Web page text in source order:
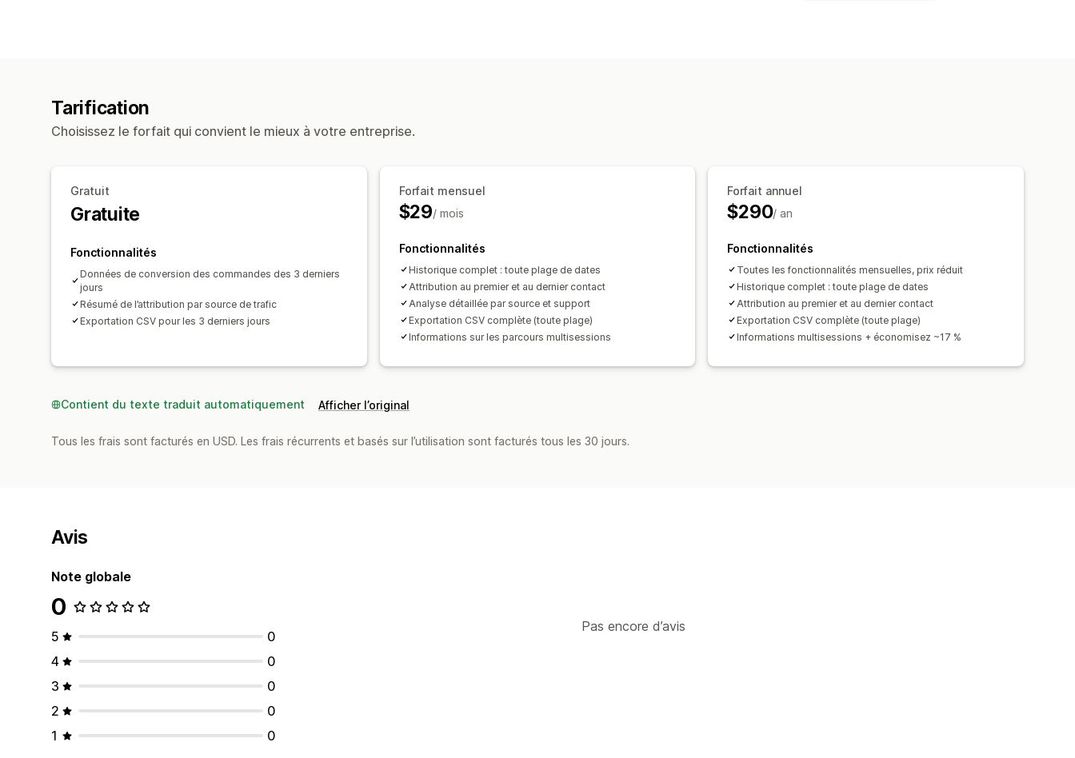
Tarification
Choisissez le forfait qui convient le mieux à votre entreprise.
Gratuit
Gratuite
Fonctionnalités
Données de conversion des commandes des 3 derniers
jours
Résumé de l’attribution par source de trafic
Exportation CSV pour les 3 derniers jours
Forfait mensuel
$29/ mois
Fonctionnalités
Historique complet : toute plage de dates
Attribution au premier et au dernier contact
Analyse détaillée par source et support
Exportation CSV complète (toute plage)
Informations sur les parcours multisessions
Forfait annuel
$290/ an
Fonctionnalités
Toutes les fonctionnalités mensuelles, prix réduit
Historique complet : toute plage de dates
Attribution au premier et au dernier contact
Exportation CSV complète (toute plage)
Informations multisessions + économisez ~17 %
Contient du texte traduit automatiquement Afficher l’original
Tous les frais sont facturés en USD. Les frais récurrents et basés sur l’utilisation sont facturés tous les 30 jours.
Avis
Note globale
0
5
0
4
0
3
0
2
0
1
0
Pas encore d’avis